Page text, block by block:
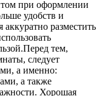
при оформлении
удобств и
разместить
тем,
следует
а именно:
а также
Хорошая